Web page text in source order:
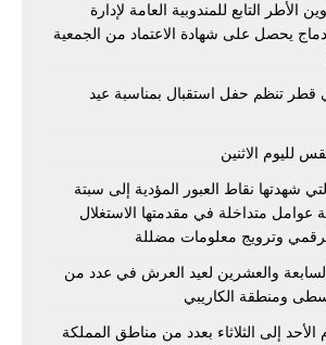
الأطر التابع للمندوبية العامة لإدارة
يحصل على شهادة الاعتماد من الجمعية
تنظم حفل استقبال بمناسبة عيد
لليوم الاثنين
شهدتها نقاط العبور المؤدية إلى سبتة
عوامل متداخلة في مقدمتها الاستغلال
وترويج معلومات مضللة
السابعة والعشرين لعيد العرش في عدد من
ومنطقة الكاريبي
إلى الثلاثاء بعدد من مناطق المملكة